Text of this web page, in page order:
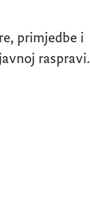
primjedbe i
raspravi.